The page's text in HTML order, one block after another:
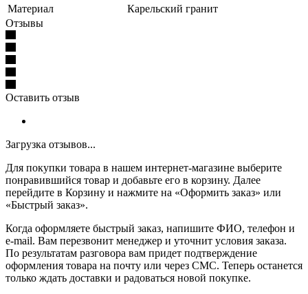
Материал
Карельский гранит
Отзывы
Оставить отзыв
Загрузка отзывов...
Для покупки товара в нашем интернет-магазине выберите
понравившийся товар и добавьте его в корзину. Далее
перейдите в Корзину и нажмите на «Оформить заказ» или
«Быстрый заказ».
Когда оформляете быстрый заказ, напишите ФИО, телефон и
e-mail. Вам перезвонит менеджер и уточнит условия заказа.
По результатам разговора вам придет подтверждение
оформления товара на почту или через СМС. Теперь останется
только ждать доставки и радоваться новой покупке.